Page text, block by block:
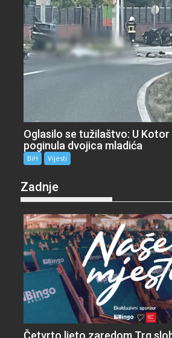
Oglasilo se tužilaštvo: U
poginula dvojica mladića
BiH Vijesti
Zadnje
Četvrto ljeto zaredom Trg